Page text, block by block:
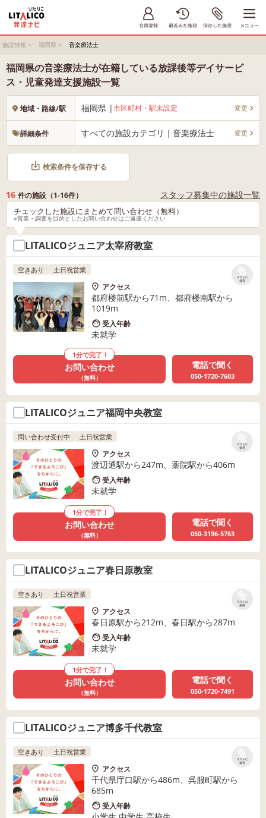
施設情報 > 福岡県 > 音楽療法士
福岡県の音楽療法士が在籍している放課後等デイサービ
ス・児童発達支援施設一覧
地域・路線/駅 福岡県 |市区町村・駅未設定 変更
詳細条件 すべての施設カテゴリ｜音楽療法士 変更
検索条件を保存する
16 件の施設（1-16件） スタッフ募集中の施設一覧
チェックした施設にまとめて問い合わせ（無料）
※営業・調査を目的としたお問い合わせはご遠慮ください
LITALICOジュニア太宰府教室
リストに
保存
空きあり 土日祝営業
アクセス
都府楼前駅から71m、都府楼南駅から
1019m
受入年齢
未就学
1分で完了！
お問い合わせ
（無料）
電話で聞く
050-1720-7603
LITALICOジュニア福岡中央教室
リストに
保存
問い合わせ受付中 土日祝営業
アクセス
渡辺通駅から247m、薬院駅から406m
受入年齢
未就学
1分で完了！
お問い合わせ
（無料）
電話で聞く
050-3196-5763
LITALICOジュニア春日原教室
リストに
保存
空きあり 土日祝営業
アクセス
春日原駅から212m、春日駅から287m
受入年齢
未就学
1分で完了！
お問い合わせ
（無料）
電話で聞く
050-1720-7491
LITALICOジュニア博多千代教室
リストに
保存
空きあり 土日祝営業
アクセス
千代県庁口駅から486m、呉服町駅から
685m
受入年齢